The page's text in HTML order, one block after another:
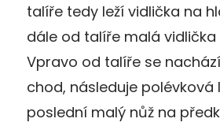
talíře tedy leží vidlička na
dále od talíře malá vidlička
Vpravo od talíře se
chod, následuje polévková
poslední malý nůž na